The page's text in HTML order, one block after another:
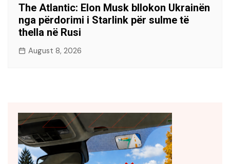
The Atlantic: Elon Musk bllokon Ukrainën
nga përdorimi i Starlink për sulme të
thella në Rusi
August 8, 2026